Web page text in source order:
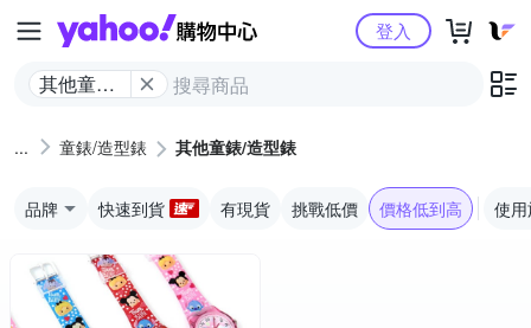
Yahoo購物中心
其他童錶/
登入
童錶/造型錶 其他童錶/造型錶
品牌 快速到貨 有現貨 挑戰低價 價格低到高 使